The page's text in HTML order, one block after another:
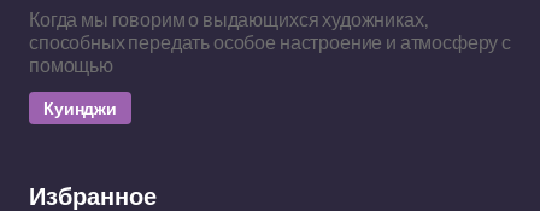
Когда мы говорим о выдающихся художниках,
способных передать особое настроение и атмосферу с
помощью
Куинджи
Избранное